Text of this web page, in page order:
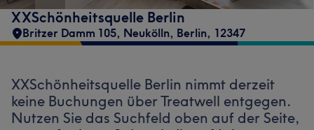
XXSchönheitsquelle Berlin
Britzer Damm 105, Neukölln, Berlin, 12347
XXSchönheitsquelle Berlin nimmt derzeit
keine Buchungen über Treatwell entgegen.
Nutzen Sie das Suchfeld oben auf der Seite,